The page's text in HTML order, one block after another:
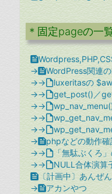
＊固定pageの一

→WordPress関連
→→luxeritasの
→→get_post()／
→→
→→
→→
→phpなどの動作確
→→ 「無駄ぶくろ」の
→→NULL合体演算子・
 〔計画中〕あんぜ
→アカンやつ